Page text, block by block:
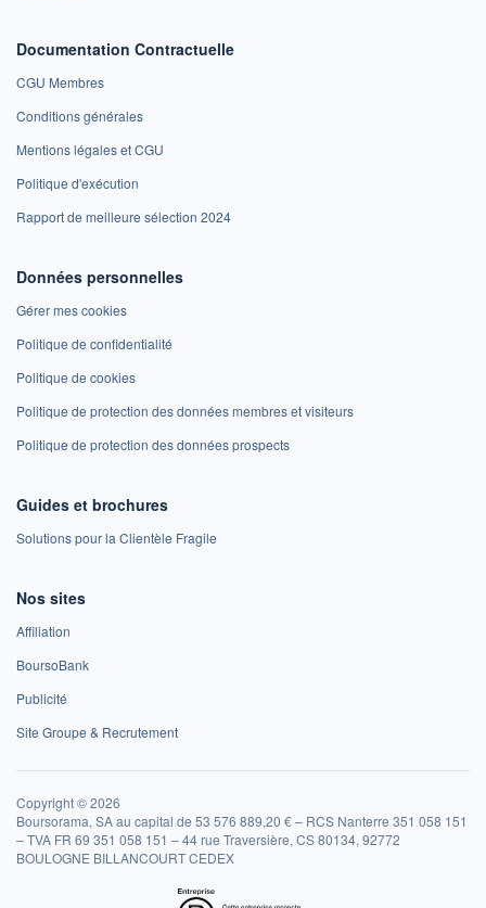
Documentation Contractuelle
CGU Membres
Conditions générales
Mentions légales et CGU
Politique d'exécution
Rapport de meilleure sélection 2024
Données personnelles
Gérer mes cookies
Politique de confidentialité
Politique de cookies
Politique de protection des données membres et visiteurs
Politique de protection des données prospects
Guides et brochures
Solutions pour la Clientèle Fragile
Nos sites
Affiliation
BoursoBank
Publicité
Site Groupe & Recrutement
Copyright © 2026
Boursorama, SA au capital de 53 576 889,20 € – RCS Nanterre 351 058 151
– TVA FR 69 351 058 151 – 44 rue Traversière, CS 80134, 92772
BOULOGNE BILLANCOURT CEDEX